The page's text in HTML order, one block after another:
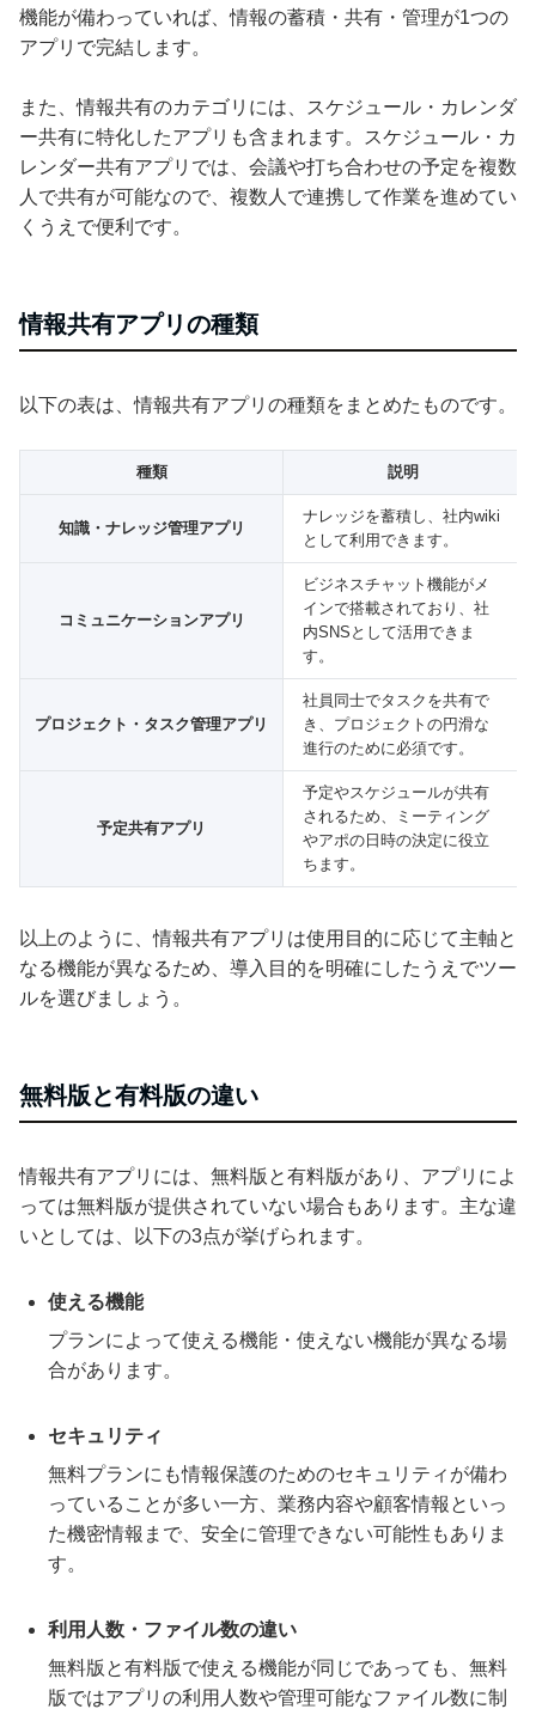
機能が備わっていれば、情報の蓄積・共有・管理が1つの
アプリで完結します。
また、情報共有のカテゴリには、スケジュール・カレンダ
ー共有に特化したアプリも含まれます。スケジュール・カ
レンダー共有アプリでは、会議や打ち合わせの予定を複数
人で共有が可能なので、複数人で連携して作業を進めてい
くうえで便利です。
情報共有アプリの種類
以下の表は、情報共有アプリの種類をまとめたものです。
種類 説明
知識・ナレッジ管理アプリ
ナレッジを蓄積し、社内wiki
として利用できます。
コミュニケーションアプリ
ビジネスチャット機能がメ
インで搭載されており、社
内SNSとして活用できま
す。
プロジェクト・タスク管理アプリ
社員同士でタスクを共有で
き、プロジェクトの円滑な
進行のために必須です。
予定共有アプリ
予定やスケジュールが共有
されるため、ミーティング
やアポの日時の決定に役立
ちます。
以上のように、情報共有アプリは使用目的に応じて主軸と
なる機能が異なるため、導入目的を明確にしたうえでツー
ルを選びましょう。
無料版と有料版の違い
情報共有アプリには、無料版と有料版があり、アプリによ
っては無料版が提供されていない場合もあります。主な違
いとしては、以下の3点が挙げられます。
使える機能
プランによって使える機能・使えない機能が異なる場
合があります。
セキュリティ
無料プランにも情報保護のためのセキュリティが備わ
っていることが多い一方、業務内容や顧客情報といっ
た機密情報まで、安全に管理できない可能性もありま
す。
利用人数・ファイル数の違い
無料版と有料版で使える機能が同じであっても、無料
版ではアプリの利用人数や管理可能なファイル数に制